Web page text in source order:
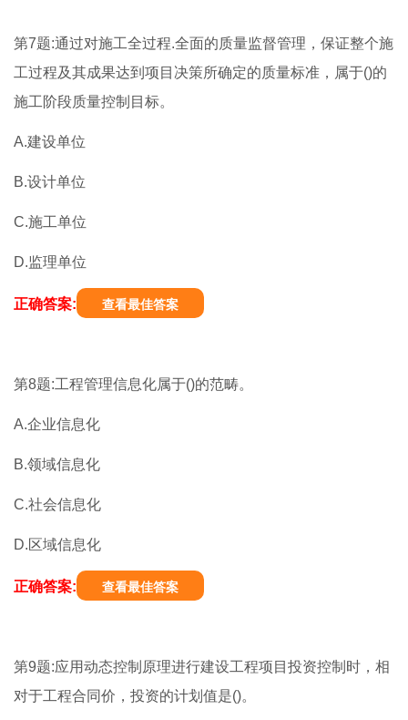
第7题:通过对施工全过程.全面的质量监督管理，保证整个施
工过程及其成果达到项目决策所确定的质量标准，属于()的
施工阶段质量控制目标。
A.建设单位
B.设计单位
C.施工单位
D.监理单位
正确答案: 查看最佳答案
第8题:工程管理信息化属于()的范畴。
A.企业信息化
B.领域信息化
C.社会信息化
D.区域信息化
正确答案: 查看最佳答案
第9题:应用动态控制原理进行建设工程项目投资控制时，相
对于工程合同价，投资的计划值是()。